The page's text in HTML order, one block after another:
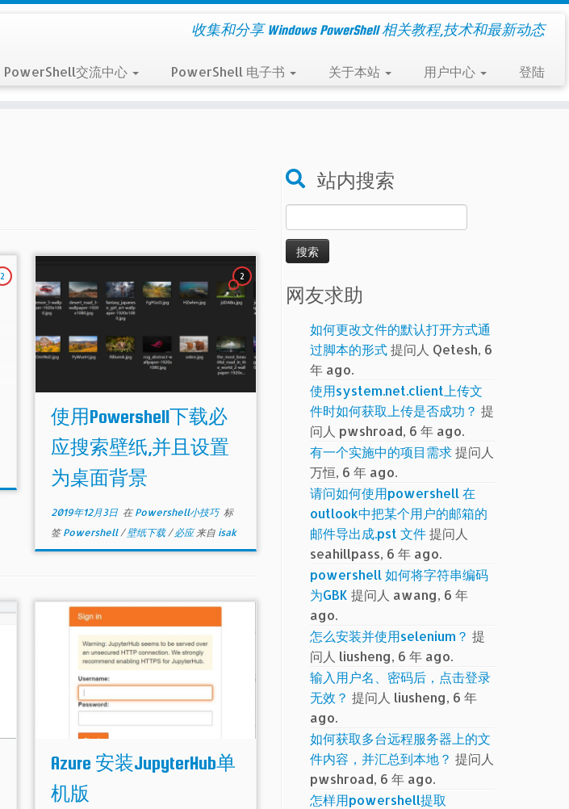
收集和分享 Windows PowerShell 相关教程,技术和最新动态
PowerShell交流中心 PowerShell 电子书 关于本站 用户中心 登陆
2 2
使用Powershell下载必
应搜索壁纸,并且设置
为桌面背景
2019年12月3日在 Powershell小技巧 标
签Powershell/壁纸下载/必应来自 isak
Azure 安装JupyterHub单
机版
站内搜索
索：
网友求助
如何更改文件的默认打开方式通
过脚本的形式提问人 Qetesh, 6
年 ago.
使用system.net.client上传文
件时如何获取上传是否成功？ 提
问人 pwshroad, 6 年 ago.
有一个实施中的项目需求提问人
万恒, 6 年 ago.
请问如何使用powershell 在
outlook中把某个用户的邮箱的
邮件导出成.pst 文件提问人
seahillpass, 6 年 ago.
powershell 如何将字符串编码
为GBK 提问人 awang, 6 年
ago.
怎么安装并使用selenium？ 提
问人 liusheng, 6 年 ago.
输入用户名、密码后，点击登录
无效？ 提问人 liusheng, 6 年
ago.
如何获取多台远程服务器上的文
件内容，并汇总到本地？ 提问人
pwshroad, 6 年 ago.
怎样用powershell提取